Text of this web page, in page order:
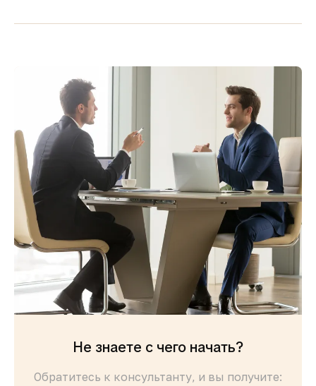
Не знаете с чего начать?
Обратитесь к консультанту, и вы получите: